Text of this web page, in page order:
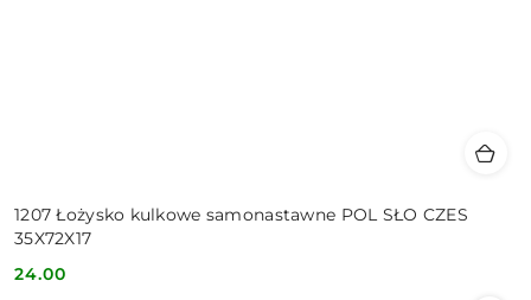
1207 Łożysko kulkowe samonastawne POL SŁO CZES
35X72X17
Cena:
24.00